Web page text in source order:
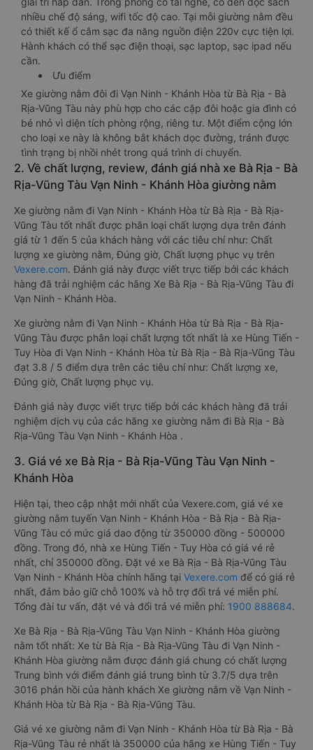
nhiều chế độ sáng, wifi tốc độ cao. Tại mỗi giường nằm đều
có thiết kế ổ cắm sạc đa năng nguồn điện 220v cực tiện lợi.
Hành khách có thể sạc điện thoại, sạc laptop, sạc ipad nếu
cần.
Ưu điểm
Xe giường nằm đôi đi Vạn Ninh - Khánh Hòa từ Bà Rịa - Bà
Rịa-Vũng Tàu này phù hợp cho các cặp đôi hoặc gia đình có
bé nhỏ vì diện tích phòng rộng, riêng tư. Một điểm cộng lớn
cho loại xe này là không bắt khách dọc đường, tránh được
tình trạng bị nhồi nhét trong quá trình di chuyển.
2. Về chất lượng, review, đánh giá nhà xe Bà Rịa - Bà
Rịa-Vũng Tàu Vạn Ninh - Khánh Hòa giường nằm
Xe giường nằm đi Vạn Ninh - Khánh Hòa từ Bà Rịa - Bà Rịa-
Vũng Tàu tốt nhất được phân loại chất lượng dựa trên đánh
giá từ 1 đến 5 của khách hàng với các tiêu chí như: Chất
lượng xe giường nằm, Đúng giờ, Chất lượng phục vụ trên
Vexere.com. Đánh giá này được viết trực tiếp bởi các khách
hàng đã trải nghiệm các hãng Xe Bà Rịa - Bà Rịa-Vũng Tàu đi
Vạn Ninh - Khánh Hòa.
Xe giường nằm đi Vạn Ninh - Khánh Hòa từ Bà Rịa - Bà Rịa-
Vũng Tàu được phân loại chất lượng tốt nhất là xe Hùng Tiến -
Tuy Hòa đi Vạn Ninh - Khánh Hòa từ Bà Rịa - Bà Rịa-Vũng Tàu
đạt 3.8 / 5 điểm dựa trên các tiêu chí như: Chất lượng xe,
Đúng giờ, Chất lượng phục vụ.
Đánh giá này được viết trực tiếp bởi các khách hàng đã trải
nghiệm dịch vụ của các hãng xe giường nằm đi Bà Rịa - Bà
Rịa-Vũng Tàu Vạn Ninh - Khánh Hòa .
3. Giá vé xe Bà Rịa - Bà Rịa-Vũng Tàu Vạn Ninh -
Khánh Hòa
Hiện tại, theo cập nhật mới nhất của Vexere.com, giá vé xe
giường nằm tuyến Vạn Ninh - Khánh Hòa - Bà Rịa - Bà Rịa-
Vũng Tàu có mức giá dao động từ 350000 đồng - 500000
đồng. Trong đó, nhà xe Hùng Tiến - Tuy Hòa có giá vé rẻ
nhất, chỉ 350000 đồng. Đặt vé xe Bà Rịa - Bà Rịa-Vũng Tàu
Vạn Ninh - Khánh Hòa chính hãng tại Vexere.com để có giá rẻ
nhất, đảm bảo giữ chỗ 100% và hỗ trợ đổi trả vé miễn phí.
Tổng đài tư vấn, đặt vé và đổi trả vé miễn phí: 1900 888684.
Xe Bà Rịa - Bà Rịa-Vũng Tàu Vạn Ninh - Khánh Hòa giường
nằm tốt nhất: Xe từ Bà Rịa - Bà Rịa-Vũng Tàu đi Vạn Ninh -
Khánh Hòa giường nằm được đánh giá chung có chất lượng
Trung bình với điểm đánh giá trung bình từ 3.7/5 dựa trên
3016 phản hồi của hành khách Xe giường nằm về Vạn Ninh -
Khánh Hòa từ Bà Rịa - Bà Rịa-Vũng Tàu.
Giá vé xe giường nằm đi Vạn Ninh - Khánh Hòa từ Bà Rịa - Bà
Rịa-Vũng Tàu rẻ nhất là 350000 của hãng xe Hùng Tiến - Tuy